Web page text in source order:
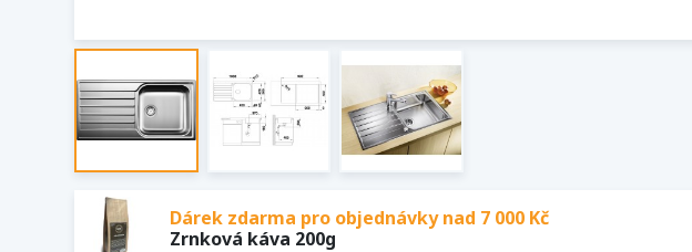
Dárek zdarma pro objednávky nad 7 000 Kč
Zrnková káva 200g